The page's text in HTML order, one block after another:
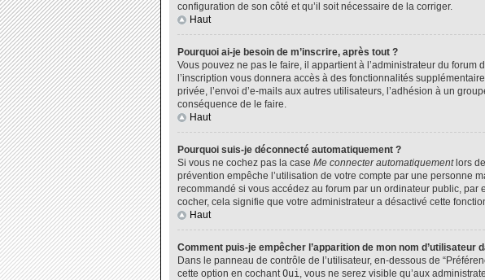
configuration de son côté et qu’il soit nécessaire de la corriger.
Haut
Pourquoi ai-je besoin de m’inscrire, après tout ?
Vous pouvez ne pas le faire, il appartient à l’administrateur du
l’inscription vous donnera accès à des fonctionnalités
privée, l’envoi d’e-mails aux autres utilisateurs, l’adhésion à un
conséquence de le faire.
Haut
Pourquoi suis-je déconnecté automatiquement ?
Si vous ne cochez pas la case Me connecter automatiquementlors
prévention empêche l’utilisation de votre compte par une personne
recommandé si vous accédez au forum par un ordinateur public,
cocher, cela signifie que votre administrateur a désactivé cette
Haut
Comment puis-je empêcher l’apparition de mon nom d’utilisateur
Dans le panneau de contrôle de l’utilisateur, en-dessous de
cette option en cochantOui, vous ne serez visible qu’aux